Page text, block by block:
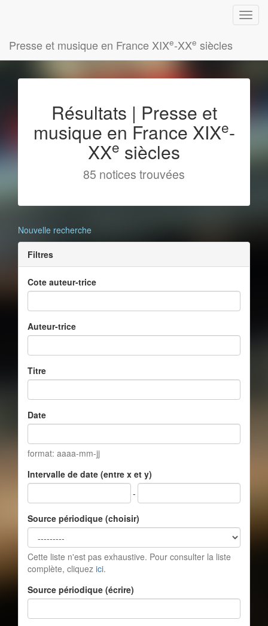
Presse et musique en France XIXe-XXe siècles
Résultats | Presse et
musique en France XIXe-
XXe siècles
85 notices trouvées
Nouvelle recherche
Filtres
Cote auteur-trice
Auteur-trice
Titre
Date
format: aaaa-mm-jj
Intervalle de date (entre x et y)
-
Source périodique (choisir)
Cette liste n'est pas exhaustive. Pour consulter la liste
complète, cliquez ici.
Source périodique (écrire)